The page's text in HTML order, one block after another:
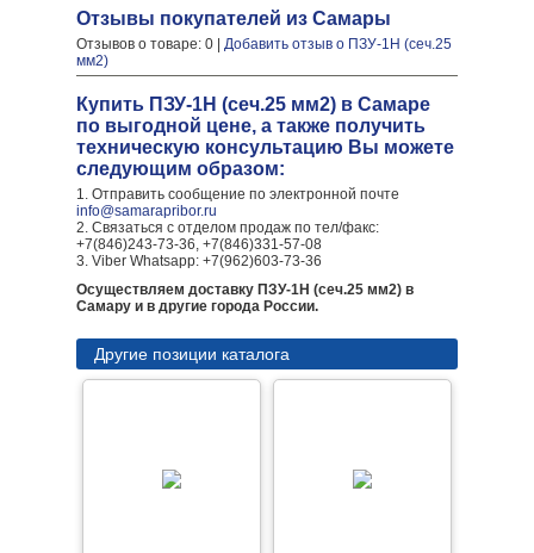
Отзывы покупателей из Самары
Отзывов о товаре: 0 | Добавить отзыв о ПЗУ-1Н (сеч.25
мм2)
Купить ПЗУ-1Н (сеч.25 мм2) в Самаре
по выгодной цене, а также получить
техническую консультацию Вы можете
следующим образом:
1. Отправить сообщение по электронной почте
info@samarapribor.ru
2. Связаться с отделом продаж по тел/факс:
+7(846)243-73-36, +7(846)331-57-08
3. Viber Whatsapp: +7(962)603-73-36
Осуществляем доставку ПЗУ-1Н (сеч.25 мм2) в
Самару и в другие города России.
Другие позиции каталога